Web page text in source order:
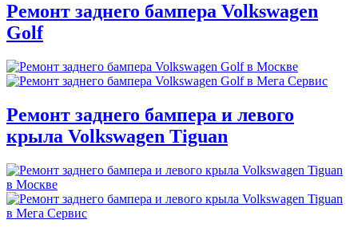
Ремонт заднего бампера Volkswagen
Golf
Ремонт заднего бампера и левого
крыла Volkswagen Tiguan